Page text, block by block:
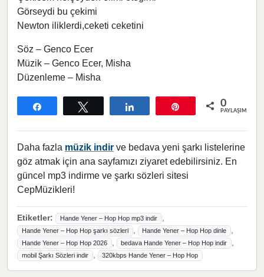
Görseydi bu çekimi
Newton iliklerdi,ceketi ceketini
Söz – Genco Ecer
Müzik – Genco Ecer, Misha
Düzenleme – Misha
0
PAYLAŞIMLAR
Daha fazla müzik indir ve bedava yeni şarkı listelerine
göz atmak için ana sayfamızı ziyaret edebilirsiniz. En
güncel mp3 indirme ve şarkı sözleri sitesi
CepMüzikleri!
Etiketler: Hande Yener – Hop Hop mp3 indir ,
Hande Yener – Hop Hop şarkı sözleri , Hande Yener – Hop Hop dinle ,
Hande Yener – Hop Hop 2026 , bedava Hande Yener – Hop Hop indir ,
mobil Şarkı Sözleri indir , 320kbps Hande Yener – Hop Hop